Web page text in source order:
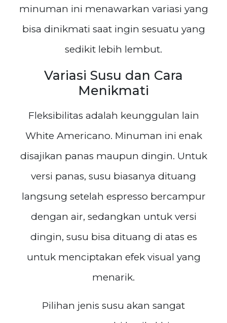
minuman ini menawarkan variasi yang
bisa dinikmati saat ingin sesuatu yang
sedikit lebih lembut.
Variasi Susu dan Cara
Menikmati
Fleksibilitas adalah keunggulan lain
White Americano. Minuman ini enak
disajikan panas maupun dingin. Untuk
versi panas, susu biasanya dituang
langsung setelah espresso bercampur
dengan air, sedangkan untuk versi
dingin, susu bisa dituang di atas es
untuk menciptakan efek visual yang
menarik.
Pilihan jenis susu akan sangat